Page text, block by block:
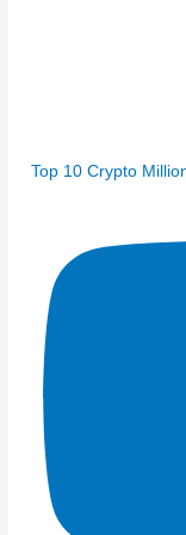
Top 10 Crypto